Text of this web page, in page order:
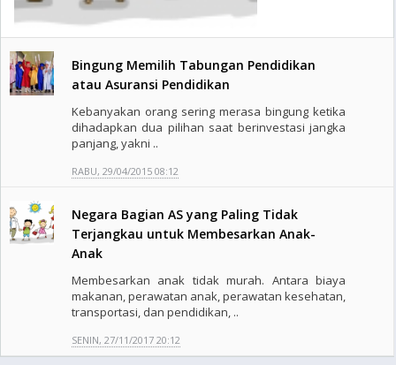
Bingung Memilih Tabungan Pendidikan
atau Asuransi Pendidikan
Kebanyakan orang sering merasa bingung ketika
dihadapkan dua pilihan saat berinvestasi jangka
panjang, yakni ..
RABU, 29/04/2015 08:12
Negara Bagian AS yang Paling Tidak
Terjangkau untuk Membesarkan Anak-
Anak
Membesarkan anak tidak murah. Antara biaya
makanan, perawatan anak, perawatan kesehatan,
transportasi, dan pendidikan, ..
SENIN, 27/11/2017 20:12